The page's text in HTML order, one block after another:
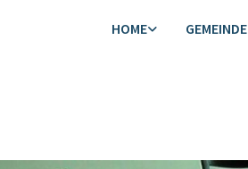
HOME GEMEINDE